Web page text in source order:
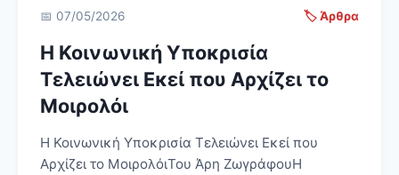
📅 07/05/2026 🏷️ Άρθρα
Η Κοινωνική Υποκρισία
Τελειώνει Εκεί που Αρχίζει το
Μοιρολόι
Η Κοινωνική Υποκρισία Τελειώνει Εκεί που
Αρχίζει το ΜοιρολόιΤου Άρη ΖωγράφουΗ